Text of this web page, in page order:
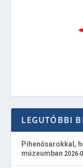
LEGUTÓBBI
Pihenősarokkal,
múzeumban 2026-